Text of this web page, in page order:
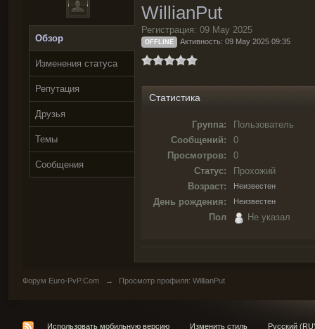
Обзор
Изменения статуса
Репутация
Друзья
Темы
Сообщения
WillianPut
Регистрация: 09 May 2025
OFFLINE Активность: 09 May 2025 09:35
Статистика
Группа:
Пользователь
Сообщений:
0
Просмотров:
0
Статус:
Прохожий
Возраст:
Неизвестен
День рождения: Неизвестен
Пол Не указал
Форум Euro-PvP.Com → Просмотр профиля: WillianPut
Использовать мобильную версию Изменить стиль Русский